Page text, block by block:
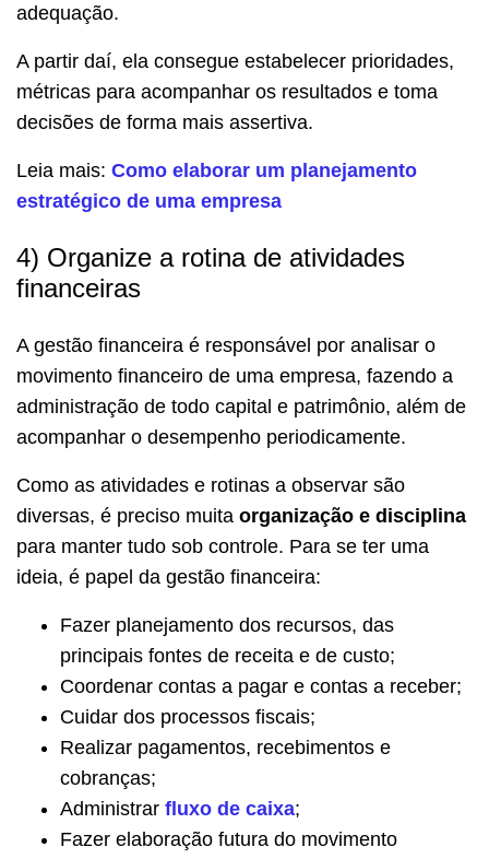
adequação.
A partir daí, ela consegue estabelecer prioridades,
métricas para acompanhar os resultados e toma
decisões de forma mais assertiva.
Leia mais: Como elaborar um planejamento
estratégico de uma empresa
4) Organize a rotina de atividades
financeiras
A gestão financeira é responsável por analisar o
movimento financeiro de uma empresa, fazendo a
administração de todo capital e patrimônio, além de
acompanhar o desempenho periodicamente.
Como as atividades e rotinas a observar são
diversas, é preciso muita organização e disciplina
para manter tudo sob controle. Para se ter uma
ideia, é papel da gestão financeira:
Fazer planejamento dos recursos, das
principais fontes de receita e de custo;
Coordenar contas a pagar e contas a receber;
Cuidar dos processos fiscais;
Realizar pagamentos, recebimentos e
cobranças;
Administrar fluxo de caixa;
Fazer elaboração futura do movimento